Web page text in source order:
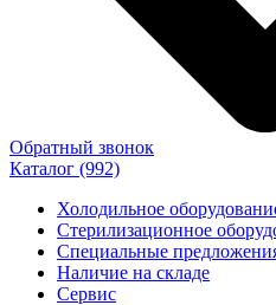
Обратный звонок
Каталог (992)
Холодильное
Стерилизационное
Специальные
Наличие на складе
Сервис